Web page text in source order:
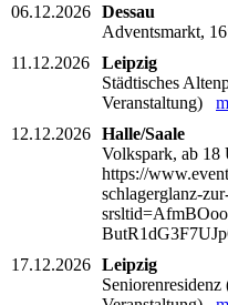
06.12.2026 Dessau
Adventsmarkt,
11.12.2026
Leipzig
Städtisches
Veranstaltung)
12.12.2026 Halle/Saale
Volkspark, ab 18
https://
schlagerglanz-
17.12.2026 Leipzig
Seniorenresidenz